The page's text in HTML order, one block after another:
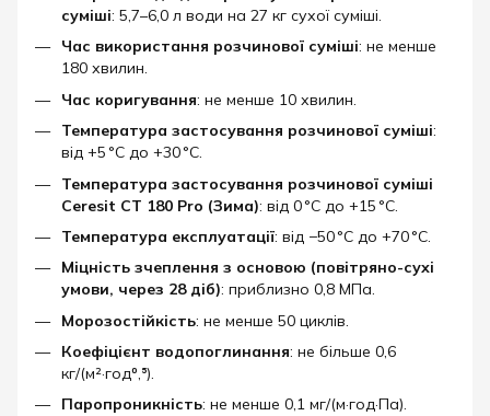
суміші: 5,7–6,0 л води на 27 кг сухої суміші.
Час використання розчинової суміші: не менше
180 хвилин.
Час коригування: не менше 10 хвилин.
Температура застосування розчинової суміші:
від +5 °C до +30 °C.
Температура застосування розчинової суміші
Ceresit CT 180 Pro (Зима): від 0 °C до +15 °C.
Температура експлуатації: від −50 °C до +70 °C.
Міцність зчеплення з основою (повітряно-сухі
умови, через 28 діб): приблизно 0,8 МПа.
Морозостійкість: не менше 50 циклів.
Коефіцієнт водопоглинання: не більше 0,6
кг/(м²·год⁰,⁵).
Паропроникність: не менше 0,1 мг/(м·год·Па).